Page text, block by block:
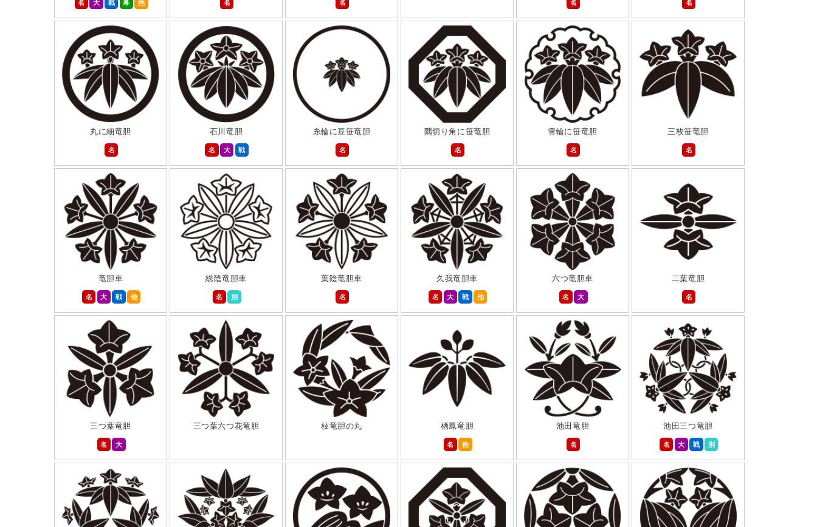
名
大 戦 幕 他
名
名
名
名
丸に細竜胆
名
石川竜胆
名
大 戦
糸輪に豆笹竜胆
名
隅切り角に笹竜胆
名
雪輪に笹竜胆
名
三枚笹竜胆
名
竜胆車
名
大 戦 他
総陰竜胆車
名
別
葉陰竜胆車
名
久我竜胆車
名
大 戦 他
六つ竜胆車
名
大
二葉竜胆
名
三つ葉竜胆
名
大
三つ葉六つ花竜胆 枝竜胆の丸
栖鳳竜胆
名
他
池田竜胆
名
池田三つ竜胆
名
大 戦 別